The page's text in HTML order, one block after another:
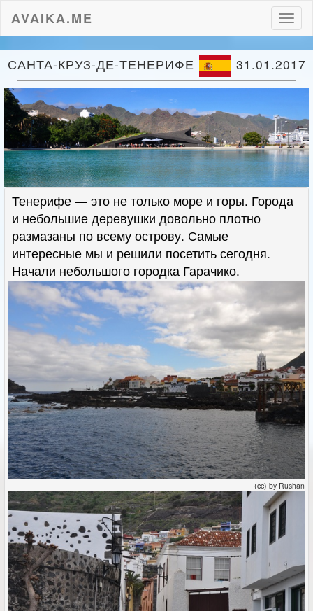
AVAIKA.ME
САНТА-КРУЗ-ДЕ-ТЕНЕРИФЕ 31.01.2017
Тенерифе — это не только море и горы. Города
и небольшие деревушки довольно плотно
размазаны по всему острову. Самые
интересные мы и решили посетить сегодня.
Начали небольшого городка Гарачико.
(cc) by Rushan